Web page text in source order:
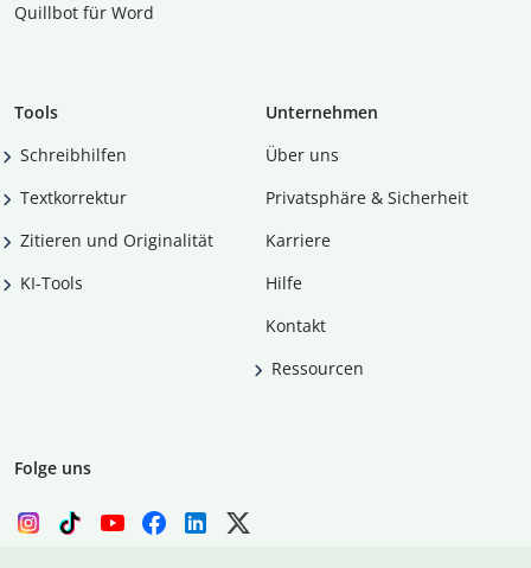
Quillbot für Word
Tools
Schreibhilfen
Textkorrektur
Zitieren und Originalität
KI-Tools
Unternehmen
Über uns
Privatsphäre & Sicherheit
Karriere
Hilfe
Kontakt
Ressourcen
Folge uns